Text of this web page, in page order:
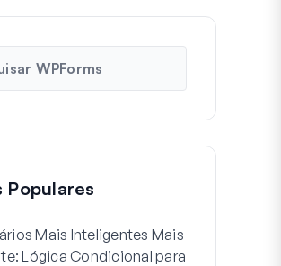
Populares
Mais Inteligentes Mais
Lógica Condicional para